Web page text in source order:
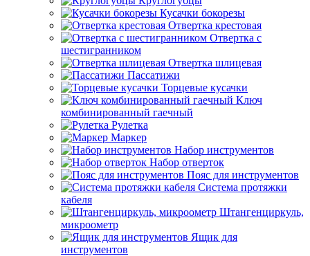
Кусачки бокорезы
Отвертка крестовая
Отвертка с
шестигранником
Отвертка шлицевая
Пассатижи
Торцевые кусачки
Ключ
комбинированный гаечный
Рулетка
Маркер
Набор инструментов
Набор отверток
Пояс для инструментов
Система протяжки
кабеля
Штангенциркуль,
микроометр
Ящик для
инструментов